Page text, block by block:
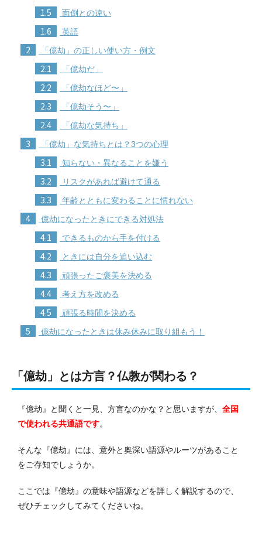
1.5 面倒との違い
1.6 英語
2 「億劫」の正しい使い方・例文
2.1 「億劫だ」
2.2 「億劫なほど〜」
2.3 「億劫そう〜」
2.4 「億劫な気持ち」
3 「億劫」な気持ちとは？3つの心理
3.1 知らない・異なることを嫌う
3.2 リスクがあれば避けて通る
3.3 年齢とともに変わることに慣れない
4 億劫になったときにできる対処法
4.1 できるものから手を付ける
4.2 ときには自分を追い込む
4.3 頑張ったご褒美を決める
4.4 考え方を改める
4.5 頑張る時間を決める
5 億劫になったときは休み休みに取り組もう！
「億劫」とは方言？仏教が関わる？
『億劫』と聞くと一見、方言なのかな？と思いますが、 全国
で使われる共通語です。
そんな『億劫』には、意外と奥深い語源やルーツがあること
をご存知でしょうか。
ここでは『億劫』の意味や語源などを詳しく解説するので、
ぜひチェックしてみてくださいね。